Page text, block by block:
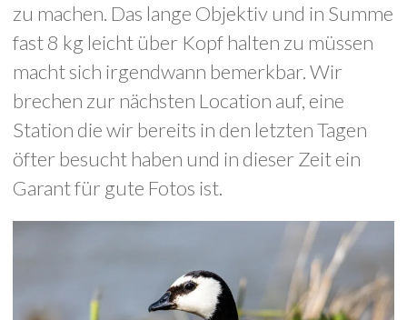
zu machen. Das lange Objektiv und in Summe
fast 8 kg leicht über Kopf halten zu müssen
macht sich irgendwann bemerkbar. Wir
brechen zur nächsten Location auf, eine
Station die wir bereits in den letzten Tagen
öfter besucht haben und in dieser Zeit ein
Garant für gute Fotos ist.